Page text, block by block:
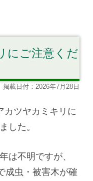
にご注意くだ
掲載日付：2026年7月28日
カツヤカミキリに
した。
は不明ですが、
成虫・被害木が確